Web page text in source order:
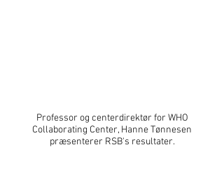
Professor og centerdirektør for WHO
Collaborating Center, Hanne Tønnesen
præsenterer RSB's resultater.